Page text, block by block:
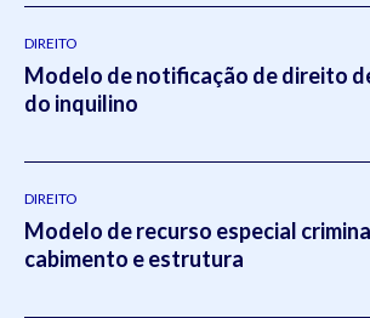
DIREITO
Modelo de notificação de direito
do inquilino
DIREITO
Modelo de recurso especial
cabimento e estrutura